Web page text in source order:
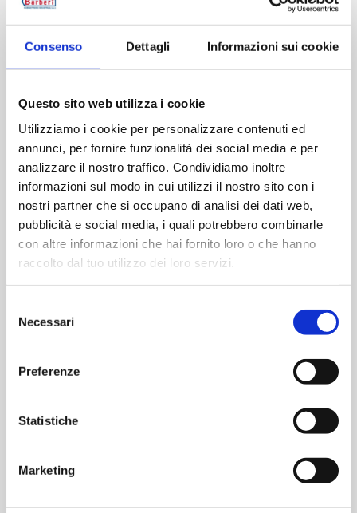
Consenso Dettagli Informazioni sui cookie
Questo sito web utilizza i cookie
Utilizziamo i cookie per personalizzare contenuti ed
annunci, per fornire funzionalità dei social media e per
analizzare il nostro traffico. Condividiamo inoltre
informazioni sul modo in cui utilizzi il nostro sito con i
nostri partner che si occupano di analisi dei dati web,
pubblicità e social media, i quali potrebbero combinarle
con altre informazioni che hai fornito loro o che hanno
raccolto dal tuo utilizzo dei loro servizi.
delNecessari
Preferenze
Statistiche
Marketing
Messaggio (opzionale)
, presto il
consenso al trattamento dei dati personali per
pubblicitarie inviate via mezzi automatizzati)